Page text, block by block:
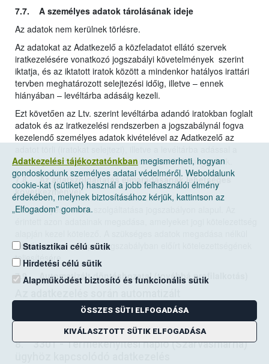
7.7. A személyes adatok tárolásának ideje
Az adatok nem kerülnek törlésre.
Az adatokat az Adatkezelő a közfeladatot ellátó szervek
iratkezelésére vonatkozó jogszabályi követelmények szerint
iktatja, és az iktatott iratok között a mindenkor hatályos irattári
tervben meghatározott selejtezési időig, illetve – ennek
hiányában – levéltárba adásáig kezeli.
Ezt követően az Ltv. szerint levéltárba adandó iratokban foglalt
adatok és az iratkezelési rendszerben a jogszabálynál fogva
kezelendő személyes adatok kivételével az Adatkezelő az
személyes adatok kezelése az Adatkezelőnél megszűnik.
7.8. Az adatszolgáltatás elmaradásának lehetséges
következményei
A személyes adatok szolgáltatása jogszabályon alapul. Az
Adatkezelő nem képes jogszabályban előírt kötelezettségének
teljesítésére.
7.9. Automatizált döntéshozatal (továbbá profilalkotás)
döntéshozatalra, ideértve a profilalkotást is, nem
kerül sor.
8. 3301 - Termékenyítési napló (Szarvasmarha)
Adatkezelési tájékoztatónkban megismerheti, hogyan
gondoskodunk személyes adatai védelméről. Weboldalunk
cookie-kat (sütiket) használ a jobb felhasználói élmény
érdekében, melynek biztosításához kérjük, kattintson az
„Elfogadom” gombra.
Statisztikai célú sütik
Hirdetési célú sütik
Alapműködést biztosító és funkcionális sütik
ÖSSZES SÜTI ELFOGADÁSA
KIVÁLASZTOTT SÜTIK ELFOGADÁSA